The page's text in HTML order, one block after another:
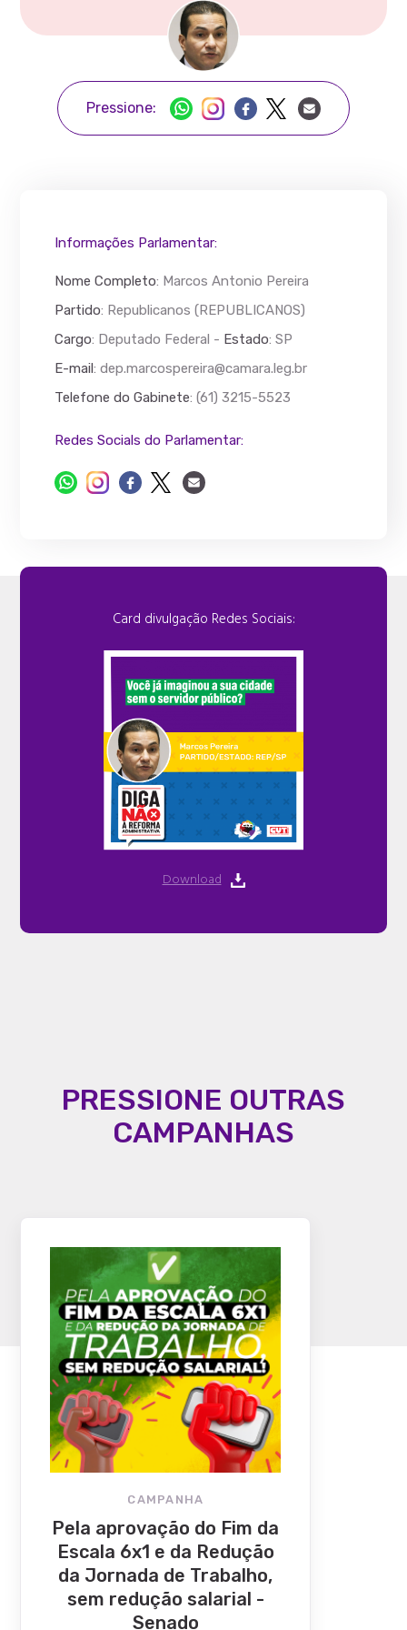
Pressione:
Informações Parlamentar:
Nome Completo: Marcos Antonio Pereira
Partido: Republicanos (REPUBLICANOS)
Cargo: Deputado Federal - Estado: SP
E-mail:dep.marcospereira@camara.leg.br
Telefone do Gabinete: (61) 3215-5523
Redes Socials do Parlamentar:
Card divulgação Redes Sociais:
Download
PRESSIONE OUTRAS
CAMPANHAS
CAMPANHA
Pela aprovação do Fim da
Escala 6x1 e da Redução
da Jornada de Trabalho,
sem redução salarial -
Senado